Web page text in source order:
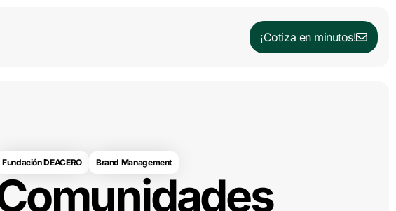
¡Cotiza en minutos!
Fundación DEACERO Brand Management